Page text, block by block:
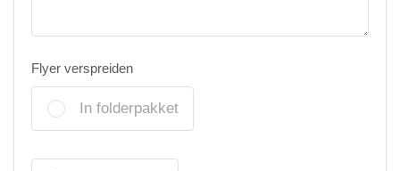
Flyer verspreiden
In folderpakket